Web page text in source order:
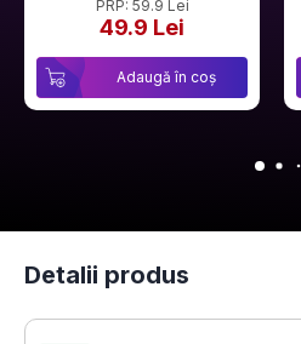
PRP: 59.9 Lei
49.9 Lei
Adaugă în coș
Detalii produs